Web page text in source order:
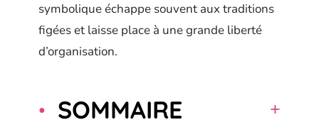
symbolique échappe souvent aux traditions
figées et laisse place à une grande liberté
d’organisation.
SOMMAIRE